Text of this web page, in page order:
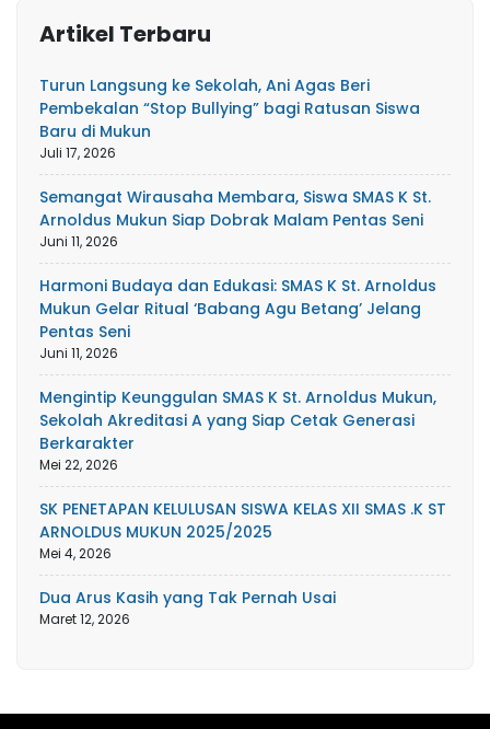
Artikel Terbaru
Turun Langsung ke Sekolah, Ani Agas Beri
Pembekalan “Stop Bullying” bagi Ratusan Siswa
Baru di Mukun
Juli 17, 2026
Semangat Wirausaha Membara, Siswa SMAS K St.
Arnoldus Mukun Siap Dobrak Malam Pentas Seni
Juni 11, 2026
Harmoni Budaya dan Edukasi: SMAS K St. Arnoldus
Mukun Gelar Ritual ‘Babang Agu Betang’ Jelang
Pentas Seni
Juni 11, 2026
Mengintip Keunggulan SMAS K St. Arnoldus Mukun,
Sekolah Akreditasi A yang Siap Cetak Generasi
Berkarakter
Mei 22, 2026
SK PENETAPAN KELULUSAN SISWA KELAS XII SMAS .K ST
ARNOLDUS MUKUN 2025/2025
Mei 4, 2026
Dua Arus Kasih yang Tak Pernah Usai
Maret 12, 2026